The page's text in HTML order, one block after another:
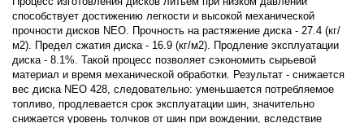
способствует достижению легкости и высокой механической
прочности дисков NEO. Прочность на растяжение диска - 27.4 (кг/
м2). Предел сжатия диска - 16.9 (кг/м2). Продление эксплуатации
диска - 8.1%. Такой процесс позволяет сэкономить сырьевой
материал и время механической обработки. Результат - снижается
вес диска NEO 428, следовательно: уменьшается потребляемое
топливо, продлевается срок эксплуатации шин, значительно
снижается уровень толчков от шин при вождении, вследствие